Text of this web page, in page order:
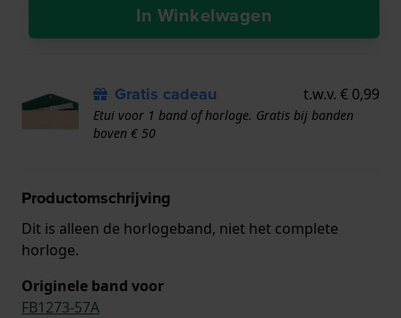
In Winkelwagen
Gratis cadeau t.w.v. € 0,99
Etui voor 1 band of horloge. Gratis bij banden
boven € 50
Productomschrijving
Dit is alleen de horlogeband, niet het complete
horloge.
Originele band voor
FB1273-57A